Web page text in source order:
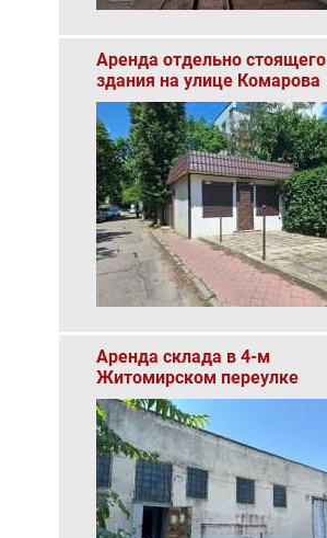
Аренда отдельно стоящего
здания на улице Комарова
Аренда склада в 4-м
Житомирском переулке